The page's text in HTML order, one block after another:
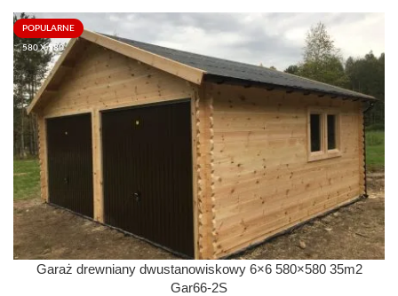
POPULARNE
580 X 580
Garaż drewniany dwustanowiskowy 6×6 580×580 35m2
Gar66-2S